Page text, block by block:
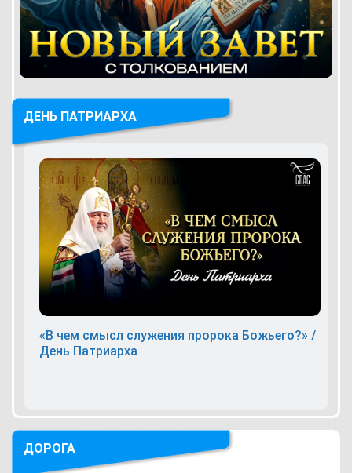
ДЕНЬ ПАТРИАРХА
«В чем смысл служения пророка Божьего?» /
День Патриарха
ДОРОГА